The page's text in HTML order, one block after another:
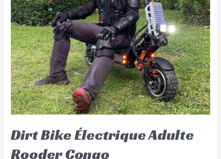
Dirt Bike Électrique Adulte
Rooder Congo